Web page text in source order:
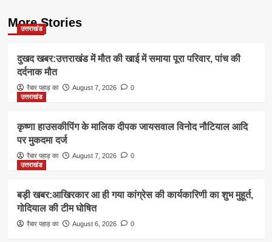
More Stories
उत्तराखंड
दुखद खबर:उत्तराखंड में मौत की खाई में समाया पूरा परिवार, पांच की
दर्दनाक मौत
रैबार पहाड़ का August 7, 2026
0
उत्तराखंड
कृष्णा हाउसकीपिंग के मालिक दीपक जायसवाल विनोद नौटियाल आदि
पर मुकदमा दर्ज
रैबार पहाड़ का August 7, 2026
0
उत्तराखंड
बड़ी खबर:आखिरकार आ ही गया कांग्रेस की कार्यकारिणी का शुभ मुहूर्त,
गोदियाल की टीम घोषित
रैबार पहाड़ का August 6, 2026 0